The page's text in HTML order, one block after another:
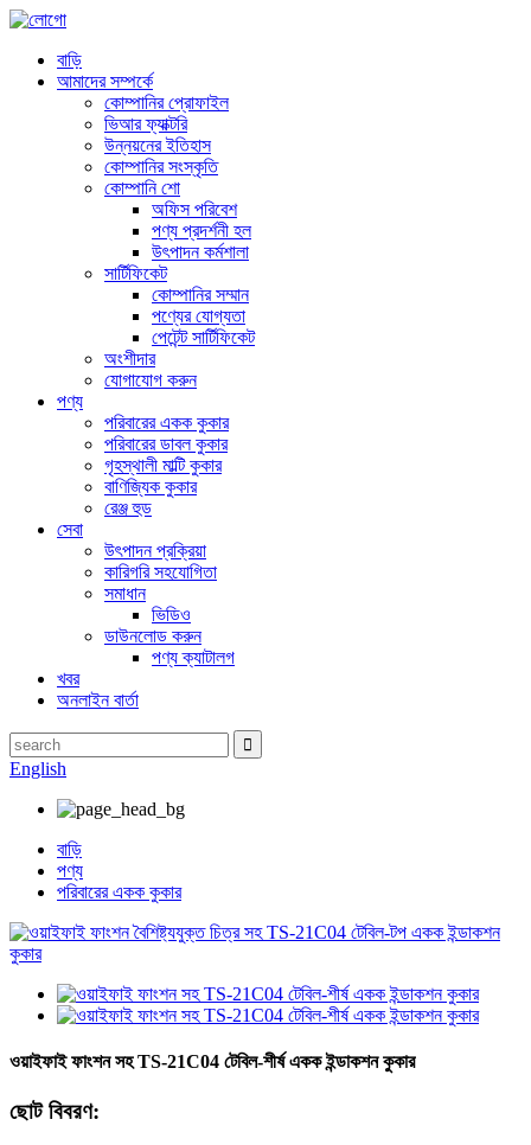
বাড়ি
আমাদের সম্পর্কে
কোম্পানির প্রোফাইল
ভিআর ফ্যাক্টরি
উন্নয়নের ইতিহাস
কোম্পানির সংস্কৃতি
কোম্পানি শো
অফিস পরিবেশ
পণ্য প্রদর্শনী হল
উৎপাদন কর্মশালা
সার্টিফিকেট
কোম্পানির সম্মান
পণ্যের যোগ্যতা
পেটেন্ট সার্টিফিকেট
অংশীদার
যোগাযোগ করুন
পণ্য
পরিবারের একক কুকার
পরিবারের ডাবল কুকার
গৃহস্থালী মাল্টি কুকার
বাণিজ্যিক কুকার
রেঞ্জ হুড
সেবা
উৎপাদন প্রক্রিয়া
কারিগরি সহযোগিতা
সমাধান
ভিডিও
ডাউনলোড করুন
পণ্য ক্যাটালগ
খবর
অনলাইন বার্তা
English
বাড়ি
পণ্য
পরিবারের একক কুকার
ওয়াইফাই ফাংশন সহ TS-21C04 টেবিল-শীর্ষ একক ইন্ডাকশন কুকার
ছোট বিবরণ: